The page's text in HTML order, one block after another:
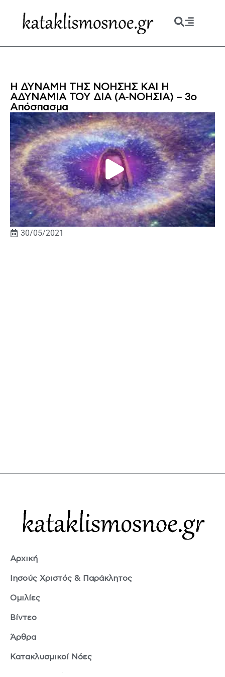
Η ΔΥΝΑΜΗ ΤΗΣ ΝΟΗΣΗΣ ΚΑΙ Η
ΑΔΥΝΑΜΙΑ ΤΟΥ ΔΙΑ (Α-ΝΟΗΣΙΑ) – 3ο
Απόσπασμα
30/05/2021
Αρχική
Ιησούς Χριστός & Παράκλητος
Ομιλίες
Βίντεο
Άρθρα
Κατακλυσμικοί Νόες